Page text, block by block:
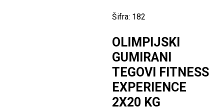
Šifra: 182
OLIMPIJSKI
GUMIRANI
TEGOVI FITNESS
EXPERIENCE
2X20 KG